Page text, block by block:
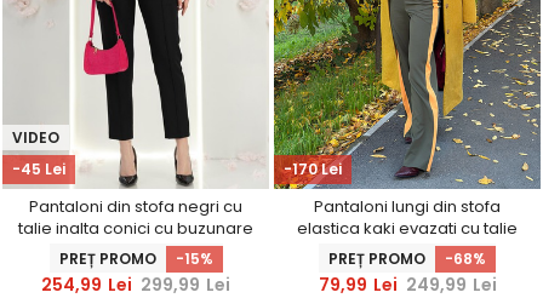
-45 Lei
VIDEO
Pantaloni din stofa negri cu
talie inalta conici cu buzunare
false - StarShinerS
PREȚ PROMO -15%
254,99 Lei 299,99 Lei
-170 Lei
Pantaloni lungi din stofa
elastica kaki evazati cu talie
inalta - StarShinerS
PREȚ PROMO -68%
79,99 Lei 249,99 Lei